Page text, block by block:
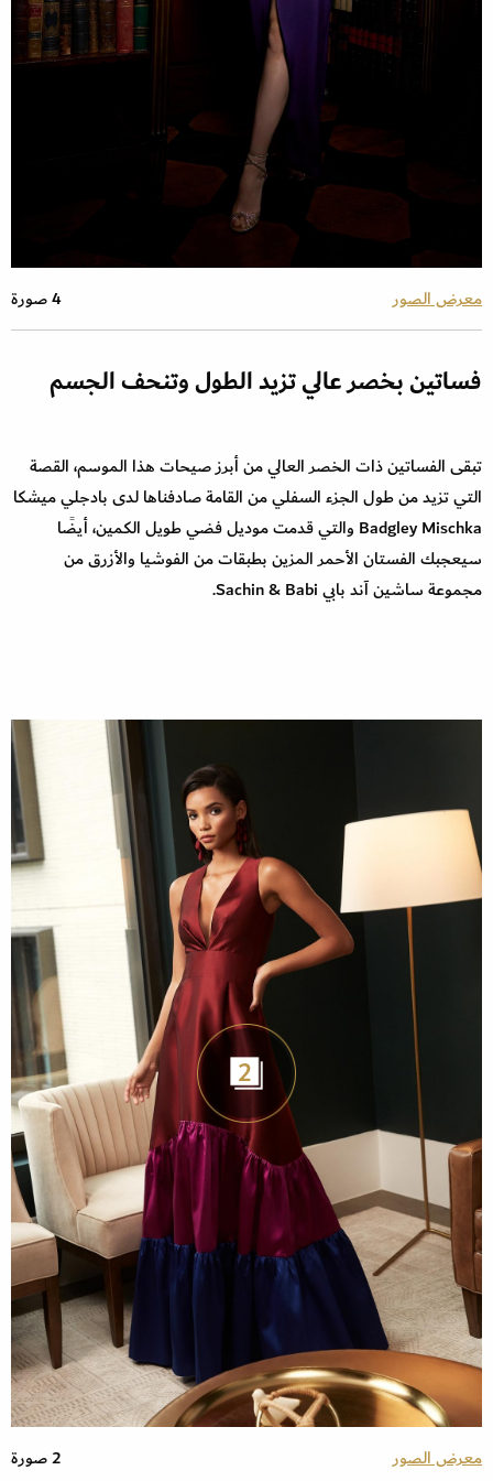
معرض الصور 4 صورة
فساتين بخصر عالي تزيد الطول وتنحف الجسم
تبقى الفساتين ذات الخصر العالي من أبرز صيحات هذا الموسم، القصة
التي تزيد من طول الجزء السفلي من القامة صادفناها لدى بادجلي ميشكا
Badgley Mischka والتي قدمت موديل فضي طويل الكمين، أيضًا
سيعجبك الفستان الأحمر المزين بطبقات من الفوشيا والأزرق من
مجموعة ساشين آند بابي Sachin & Babi.
2
معرض الصور 2 صورة